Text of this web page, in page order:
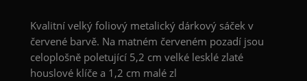
Kvalitní velký foliový metalický dárkový sáček v
červené barvě. Na matném červeném pozadí jsou
celoplošně poletující 5,2 cm velké lesklé zlaté
houslové klíče a 1,2 cm malé zl